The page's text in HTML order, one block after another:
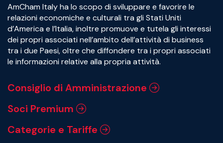
AmCham Italy ha lo scopo di sviluppare e favorire le
relazioni economiche e culturali tra gli Stati Uniti
d’America e l’Italia, inoltre promuove e tutela gli interessi
dei propri associati nell’ambito dell’attività di business
tra i due Paesi, oltre che diffondere tra i propri associati
le informazioni relative alla propria attività.
Consiglio di Amministrazione
Soci Premium
Categorie e Tariffe